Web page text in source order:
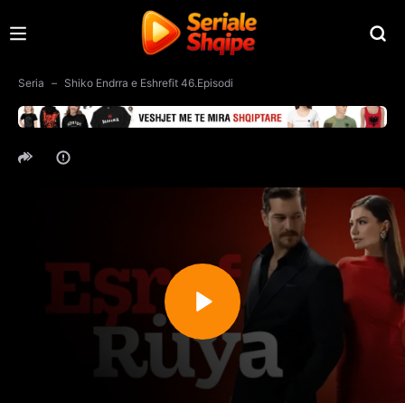
Seria Shiko Endrra e Eshrefit 46.Episodi